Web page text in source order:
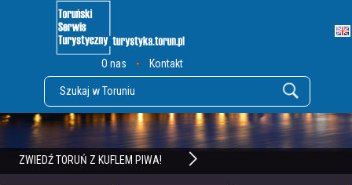
O nas Kontakt
ZWIEDŹ TORUŃ Z KUFLEM PIWA!
POZNAJ TWIERDZĘ TORUŃ